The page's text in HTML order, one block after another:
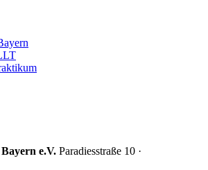
e.V. Paradiesstraße 10 ·